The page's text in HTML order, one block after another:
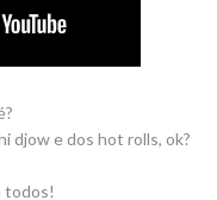
djow e dos hot rolls, ok?
todos!